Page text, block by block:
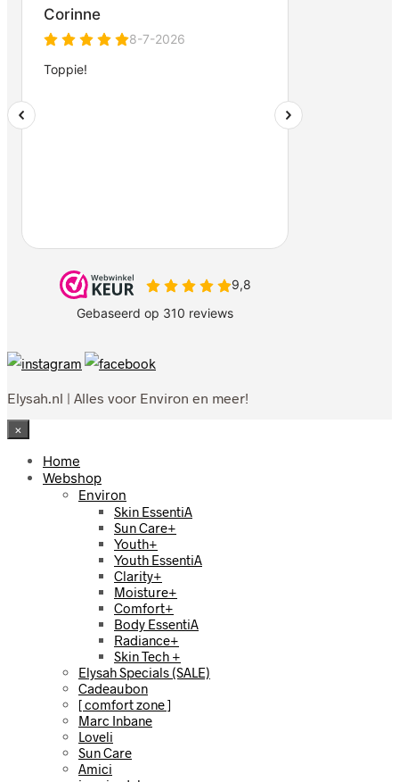
Elysah.nl | Alles voor Environ en meer!
×
Home
Webshop
Environ
Skin EssentiA
Sun Care+
Youth+
Youth EssentiA
Clarity+
Moisture+
Comfort+
Body EssentiA
Radiance+
Skin Tech +
Elysah Specials (SALE)
Cadeaubon
[ comfort zone ]
Marc Inbane
Loveli
Sun Care
Amici